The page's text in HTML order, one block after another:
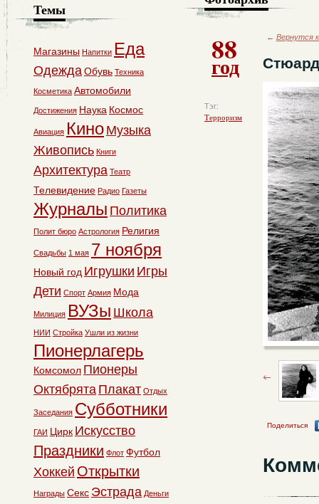
88
год
Тэг:
Терроризм
← Вернутся
Поделиться
Темы
Магазины Напитки Еда
ОдеждаОбувь Техника
Косметика Автомобили
Достижения Наука Космос
Авиация Кино Музыка
Живопись Книги
Архитектура Театр
Телевидение Радио Газеты
Журналы Политика
Полит бюро Астрология Религия
Свадьбы 1 мая 7 ноября
Новый год Игрушки Игры
Дети Спорт Армия Мода
Милиция ВУЗы Школа
НИИ Стройка Ушли из жизни
Пионерлагерь
Комсомол Пионеры
Октябрята Плакат Отдых
Заседания Субботники
ГАИ Цирк Искусство
Праздники Флот Футбол
Хоккей Открытки
Награды Секс Эстрада Деньги